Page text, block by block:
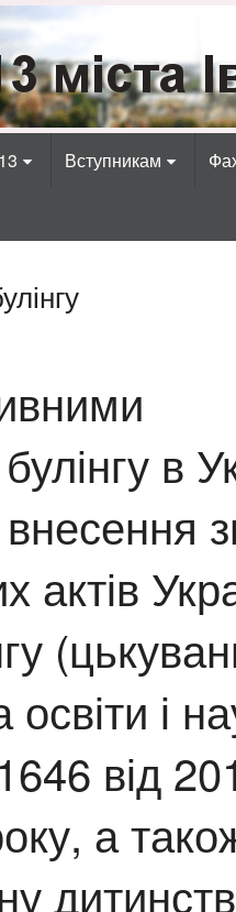
Вступникам
в
актів
і
від
а